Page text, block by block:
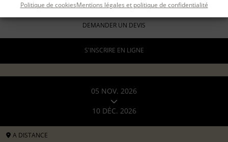
Politique de cookiesMentions légales et politique de confidentialité
formation continue (en savoir +)
DEMANDER UN DEVIS
S'INSCRIRE EN LIGNE
05 NOV. 2026
10 DÉC. 2026
A DISTANCE